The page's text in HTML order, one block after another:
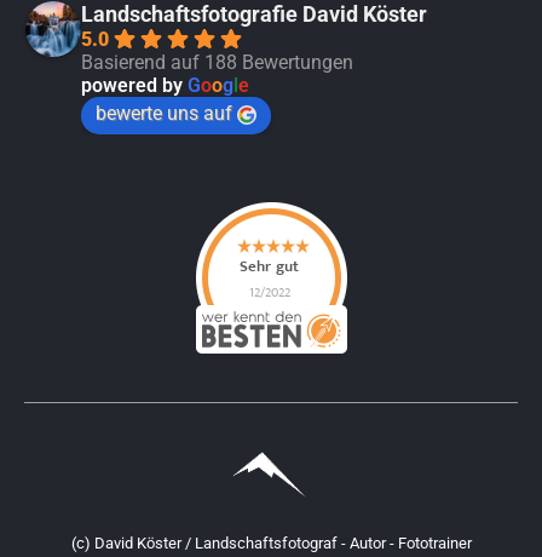
Landschaftsfotografie David Köster
5.0
Basierend auf 188 Bewertungen
powered by Google
bewerte uns auf
(c) David Köster / Landschaftsfotograf - Autor - Fototrainer